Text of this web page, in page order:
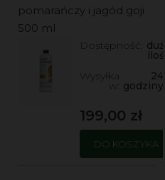
pomarańczy i jagód goji
500 ml
Dostępność: duża
ilość
Wysyłka
w:
24
godziny
199,00 zł
DO KOSZYKA